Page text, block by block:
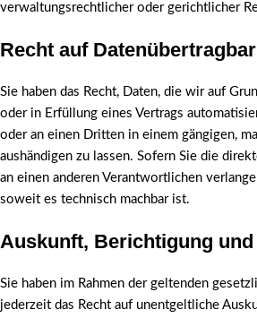
verwaltungsrechtlicher oder gerichtlicher
Recht auf
Sie haben das Recht, Daten, die wir auf
oder in Erfüllung eines Vertrags
oder an einen Dritten in einem gängigen,
aushändigen zu lassen. Sofern Sie die
an einen anderen Verantwortlichen
soweit es technisch machbar ist.
Auskunft, Berichtigung
Sie haben im Rahmen der geltenden
jederzeit das Recht auf unentgeltliche